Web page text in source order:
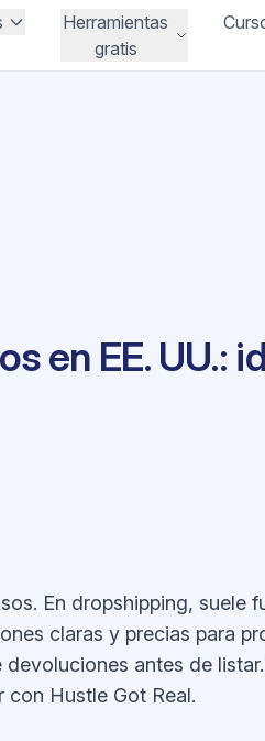
Herramientas
gratis
en EE. UU.:
En dropshipping, suele
claras y precias para
antes de
con Hustle Got Real.